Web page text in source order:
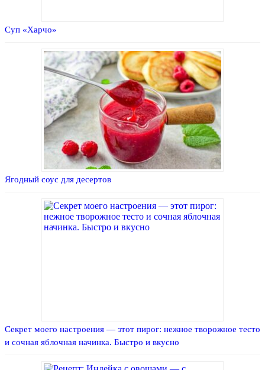
Суп «Харчо»
Ягодный соус для десертов
Секрет моего настроения — этот пирог: нежное творожное тесто
и сочная яблочная начинка. Быстро и вкусно